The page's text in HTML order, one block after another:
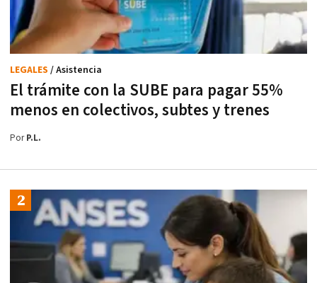
El trámite con la SUBE para pagar 55%
menos en colectivos, subtes y trenes
LEGALES / Asistencia
PorP.L.